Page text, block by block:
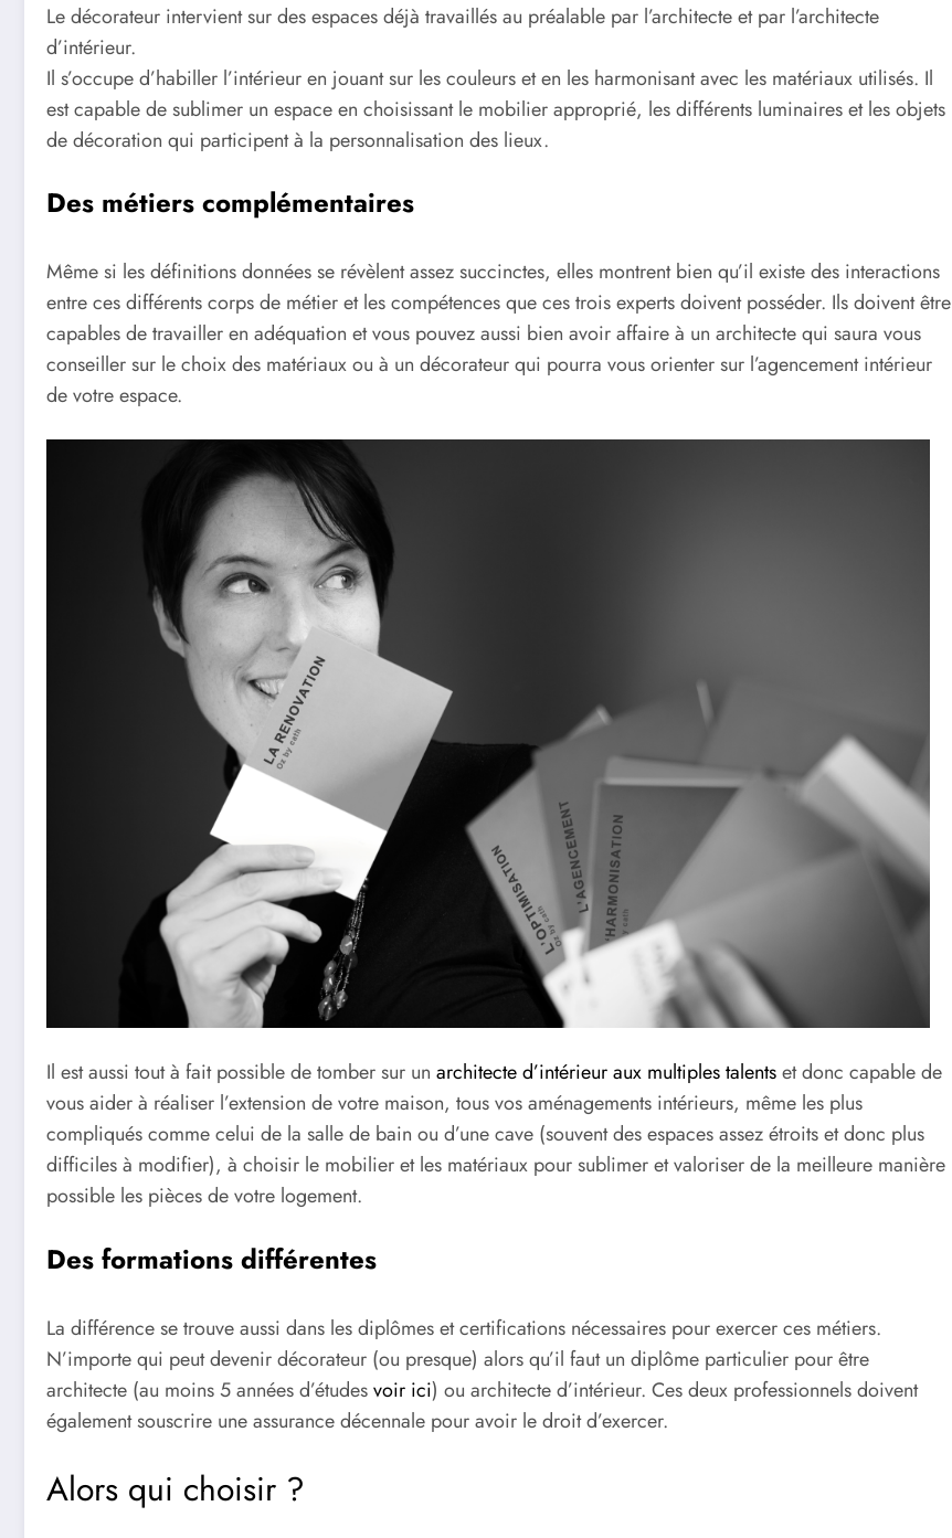
Le décorateur intervient sur des espaces déjà travaillés au préalable par l’architecte et par l’architecte
d’intérieur.
Il s’occupe d’habiller l’intérieur en jouant sur les couleurs et en les harmonisant avec les matériaux utilisés. Il
est capable de sublimer un espace en choisissant le mobilier approprié, les différents luminaires et les objets
de décoration qui participent à la personnalisation des lieux.
Des métiers complémentaires
Même si les définitions données se révèlent assez succinctes, elles montrent bien qu’il existe des interactions
entre ces différents corps de métier et les compétences que ces trois experts doivent posséder. Ils doivent être
capables de travailler en adéquation et vous pouvez aussi bien avoir affaire à un architecte qui saura vous
conseiller sur le choix des matériaux ou à un décorateur qui pourra vous orienter sur l’agencement intérieur
de votre espace.
Il est aussi tout à fait possible de tomber sur un architecte d’intérieur aux multiples talentset donc capable de
vous aider à réaliser l’extension de votre maison, tous vos aménagements intérieurs, même les plus
compliqués comme celui de la salle de bain ou d’une cave (souvent des espaces assez étroits et donc plus
difficiles à modifier), à choisir le mobilier et les matériaux pour sublimer et valoriser de la meilleure manière
possible les pièces de votre logement.
Des formations différentes
La différence se trouve aussi dans les diplômes et certifications nécessaires pour exercer ces métiers.
N’importe qui peut devenir décorateur (ou presque) alors qu’il faut un diplôme particulier pour être
architecte (au moins 5 années d’étudesvoir ici) ou architecte d’intérieur. Ces deux professionnels doivent
également souscrire une assurance décennale pour avoir le droit d’exercer.
Alors qui choisir ?